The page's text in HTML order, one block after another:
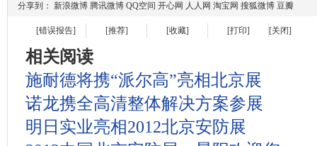
分享到： 新浪微博 腾讯微博 QQ空间 开心网 人人网 淘宝网 搜狐微博 豆瓣
[错误报告] [推荐] [收藏] [打印] [关闭]
相关阅读
施耐德将携“派尔高”亮相北京展
诺龙携全高清整体解决方案参展
明日实业亮相2012北京安防展